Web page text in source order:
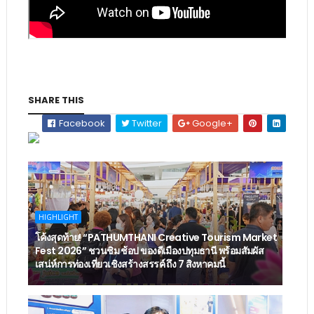
SHARE THIS
Facebook
Twitter Google+
HIGHLIGHT
โค้งสุดท้าย! “PATHUMTHANI Creative Tourism Market
Fest 2026” ชวนชิม ช้อป ของดีเมืองปทุมธานี พร้อมสัมผัส
เสน่ห์การท่องเที่ยวเชิงสร้างสรรค์ ถึง 7 สิงหาคมนี้